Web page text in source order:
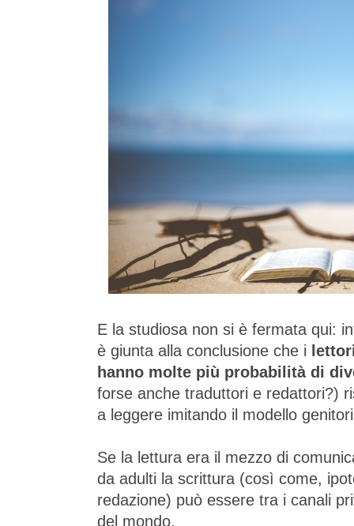
E la studiosa non si è fermata qui:
è giunta alla conclusione che i
hanno molte più probabilità di
forse anche traduttori e redattori?)
a leggere imitando il modello
Se la lettura era il mezzo di
da adulti la scrittura (così come,
redazione) può essere tra i canali
del mondo.